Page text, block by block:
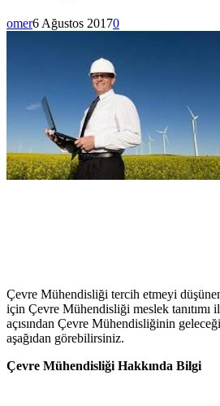
omer6 Ağustos 20170
Çevre Mühendisliği tercih etmeyi
için Çevre Mühendisliği meslek
açısından Çevre Mühendisliğinin
aşağıdan görebilirsiniz.
Çevre Mühendisliği Hakkında Bilgi